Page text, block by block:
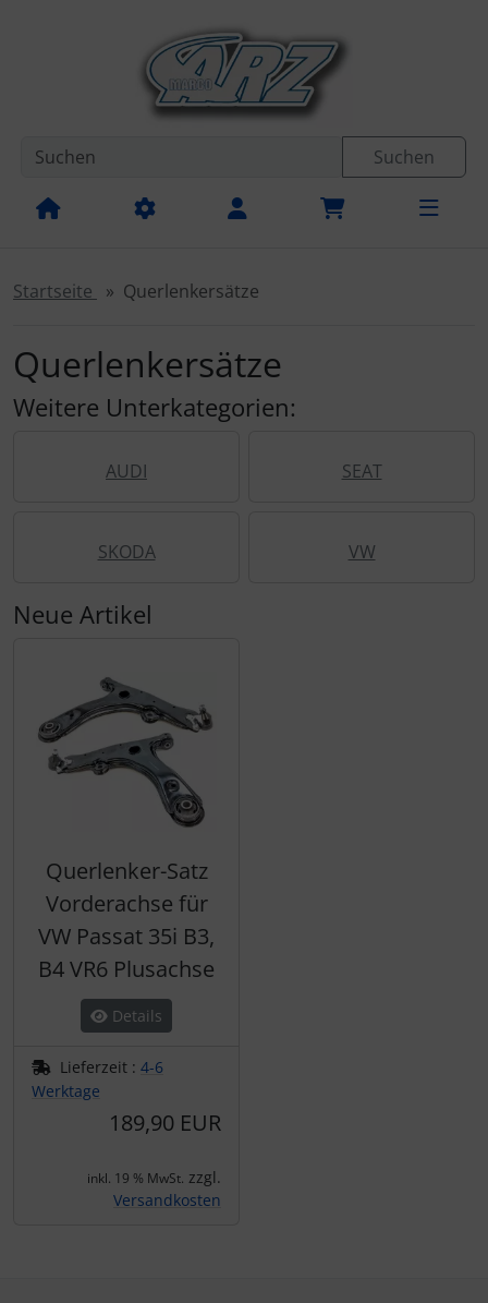
Suchen
Startseite Querlenkersätze
Querlenkersätze
Weitere Unterkategorien:
AUDI SEAT
SKODA VW
Neue Artikel
Querlenker-Satz
Vorderachse für
VW Passat 35i B3,
B4 VR6 Plusachse
Details
Lieferzeit : 4-6
Werktage
189,90 EUR
inkl. 19 % MwSt. zzgl.
Versandkosten